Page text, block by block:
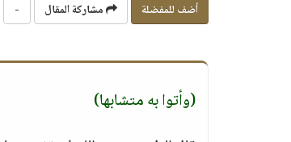
أضف للمفضلة مشاركة المقال -
(وأتوا به متشابها)